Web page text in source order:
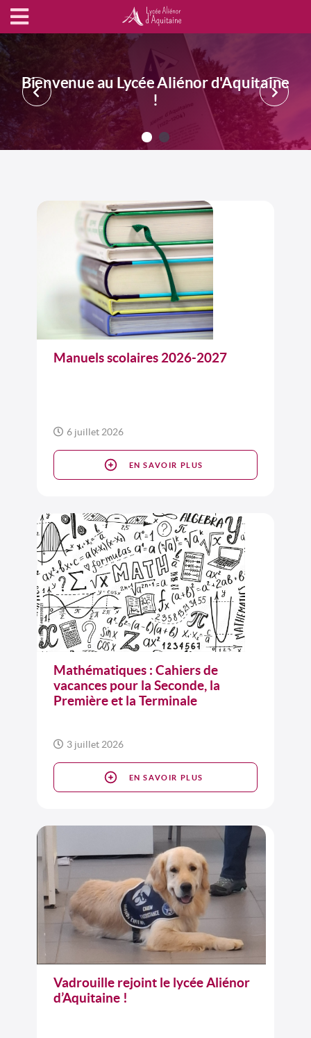
Bienvenue au Lycée Aliénor d'Aquitaine
!
Manuels scolaires 2026-2027
6 juillet 2026
EN SAVOIR PLUS
Mathématiques : Cahiers de
vacances pour la Seconde, la
Première et la Terminale
3 juillet 2026
EN SAVOIR PLUS
Vadrouille rejoint le lycée Aliénor
d’Aquitaine !